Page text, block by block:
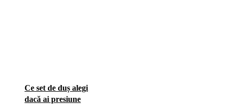
Ce set de duș alegi
dacă ai presiune